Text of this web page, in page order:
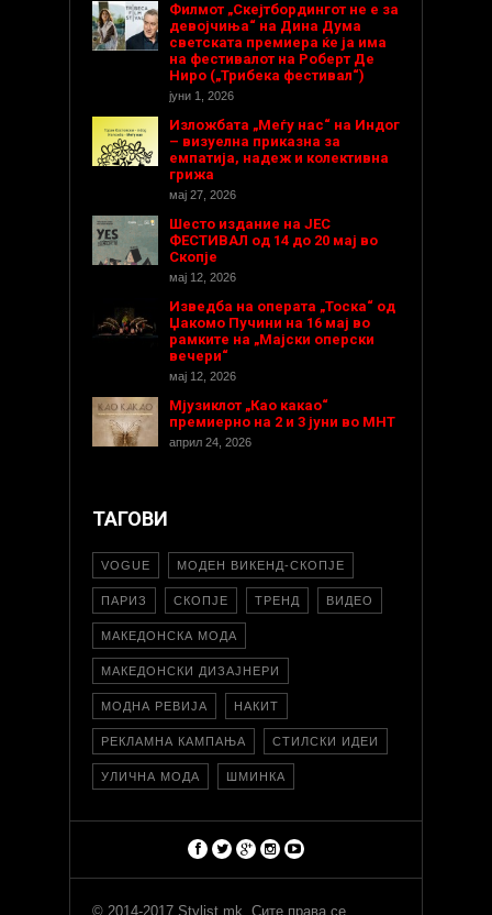
Филмот „Скејтбордингот не е за
девојчиња“ на Дина Дума
светската премиера ќе ја има
на фестивалот на Роберт Де
Ниро („Трибека фестивал“)
јуни 1, 2026
Изложбата „Меѓу нас“ на Индог
– визуелна приказна за
емпатија, надеж и колективна
грижа
мај 27, 2026
Шесто издание на ЈЕС
ФЕСТИВАЛ од 14 до 20 мај во
Скопје
мај 12, 2026
Изведба на операта „Тоска“ од
Џакомо Пучини на 16 мај во
рамките на „Мајски оперски
вечери“
мај 12, 2026
Мјузиклот „Као какао“
премиерно на 2 и 3 јуни во МНТ
април 24, 2026
ТАГОВИ
VOGUE МОДЕН ВИКЕНД-СКОПЈЕ
ПАРИЗ СКОПЈЕ ТРЕНД ВИДЕО
МАКЕДОНСКА МОДА
МАКЕДОНСКИ ДИЗАЈНЕРИ
МОДНА РЕВИЈА НАКИТ
РЕКЛАМНА КАМПАЊА СТИЛСКИ ИДЕИ
УЛИЧНА МОДА ШМИНКА
© 2014-2017 Stylist.mk. Сите права се